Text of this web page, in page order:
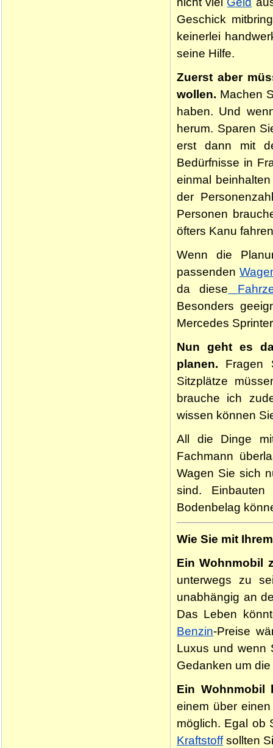
Geschick
keinerlei
seine Hilfe.
Zuerst aber
wollen. Machen
haben. Und
herum. Sparen
erst dann mit
Bedürfnisse in
einmal
der
Personen
öfters Kanu
Wenn die
passenden
da diese
Besonders
Mercedes
Nun geht es
planen. Fragen
Sitzplätze
brauche ich
wissen können
All die Dinge
Fachmann
Wagen Sie sich
sind.
Bodenbelag
Wie Sie mit
Ein Wohnmobil
unterwegs zu
unabhängig an
Das Leben
Benzin-Preise
Luxus und wenn
Gedanken um
Ein Wohnmobil
einem über
möglich. Egal ob
Kraftstoffsollten